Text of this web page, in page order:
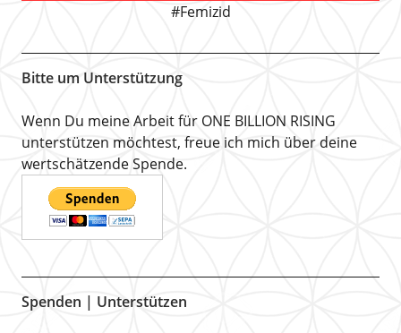
#Femizid
Bitte um Unterstützung
Wenn Du meine Arbeit für ONE BILLION RISING
unterstützen möchtest, freue ich mich über deine
wertschätzende Spende.
Spenden | Unterstützen